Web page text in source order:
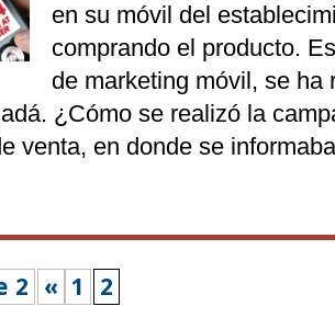
en su móvil del
comprando el producto.
de marketing móvil, se ha
¿Cómo se realizó la
venta, en donde se
2 « 1 2